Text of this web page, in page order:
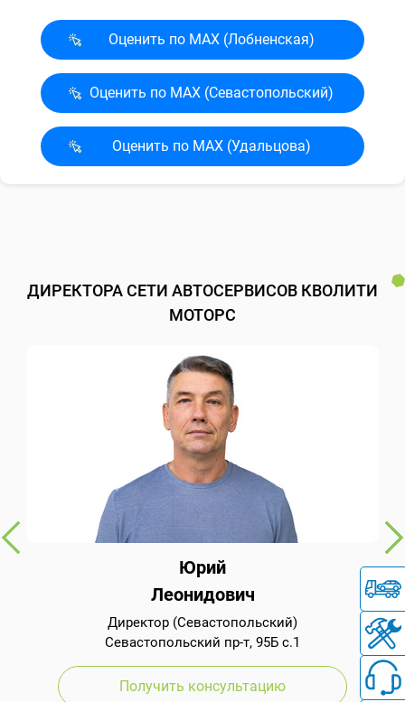
Оценить по MAX (Лобненская)
Оценить по MAX (Севасто­польский)
Оценить по MAX (Удальцова)
ДИРЕКТОРА СЕТИ АВТОСЕРВИСОВ КВОЛИТИ
МОТОРС
Юрий
Леонидович
Директор (Севастопольский)
Севастопольский пр-т, 95Б с.1
Получить консультацию